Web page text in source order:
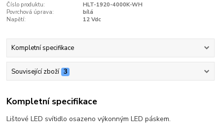
Číslo produktu:
HLT-1920-4000K-WH
Povrchová úprava:
bílá
Napětí:
12 Vdc
Kompletní specifikace
Související zboží 3
Kompletní specifikace
Lištové LED svítidlo osazeno výkonným LED páskem.